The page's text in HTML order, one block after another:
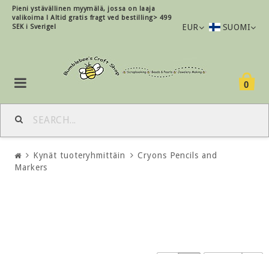
Pieni ystävällinen myymälä, jossa on laaja
valikoima ! Altid gratis fragt ved bestilling> 499
SEK i Sverige!
EUR SUOMI
0
Kynät tuoteryhmittäin
Cryons Pencils and
Markers